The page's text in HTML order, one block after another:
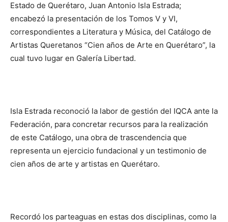
Estado de Querétaro, Juan Antonio Isla Estrada;
encabezó la presentación de los Tomos V y VI,
correspondientes a Literatura y Música, del Catálogo de
Artistas Queretanos “Cien años de Arte en Querétaro”, la
cual tuvo lugar en Galería Libertad.
Isla Estrada reconoció la labor de gestión del IQCA ante la
Federación, para concretar recursos para la realización
de este Catálogo, una obra de trascendencia que
representa un ejercicio fundacional y un testimonio de
cien años de arte y artistas en Querétaro.
Recordó los parteaguas en estas dos disciplinas, como la